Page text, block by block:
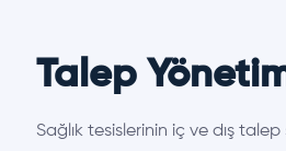
Talep
Sağlık tesislerinin iç ve dış